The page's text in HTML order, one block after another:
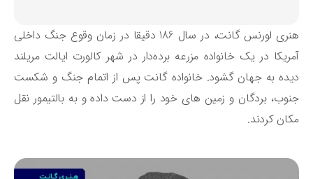
هنری لورنس گانت، در سال 186 دقیقا در زمان وقوع جنگ داخلی
در یک خانواده مزرعه برده‌دار در شهر کالورت ایالت مریلند
به جهان گشود. خانواده گانت پس از اتمام جنگ و شکست
بردگان و زمین های خود را از دست داده و به بالتیمور نقل
کردند.